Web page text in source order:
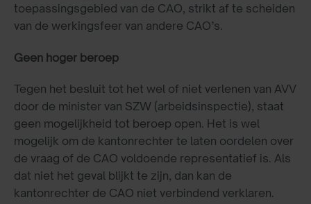
toepassingsgebied van de CAO, strikt af te scheiden
van de werkingsfeer van andere CAO’s.
Geen hoger beroep
Tegen het besluit tot het wel of niet verlenen van AVV
door de minister van SZW (arbeidsinspectie), staat
geen mogelijkheid tot beroep open. Het is wel
mogelijk om de kantonrechter te laten oordelen over
de vraag of de CAO voldoende representatief is. Als
dat niet het geval blijkt te zijn, dan kan de
kantonrechter de CAO niet verbindend verklaren.